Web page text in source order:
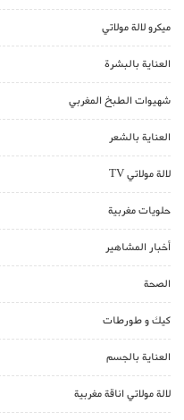
ميكرو لالة مولاتي
العناية بالبشرة
شهيوات الطبخ المغربي
العناية بالشعر
لالة مولاتي TV
حلويات مغربية
أخبار المشاهير
الصحة
كيك و طورطات
العناية بالجسم
لالة مولاتي اناقة مغربية